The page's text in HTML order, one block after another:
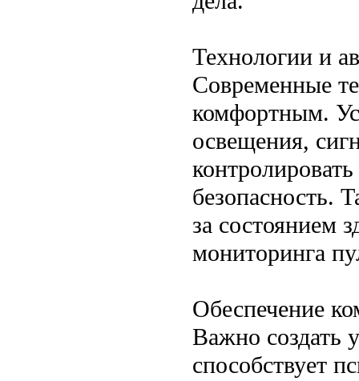
Технологии и
Современные
комфортным.
освещения,
безопасность.
за состоянием
мониторинга
Обеспечение
Важно создать
способствует